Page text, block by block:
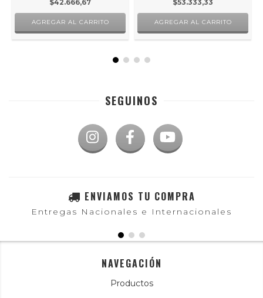
$42.666,67
$53.333,33
SEGUINOS
ENVIAMOS TU COMPRA
Entregas Nacionales e Internacionales
NAVEGACIÓN
Productos